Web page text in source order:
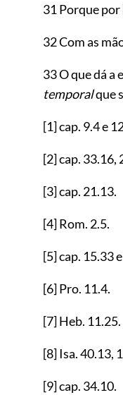
31 Porque por
32 Com as
33 O que dá a
temporalque
[1]cap. 9.4e
[2]cap. 33.16,
[3]cap. 21.13.
[4]Rom. 2.5.
[5]cap. 15.33e
[6]Pro. 11.4.
[7]Heb. 11.25.
[8]Isa.40.13,
[9]cap. 34.10.